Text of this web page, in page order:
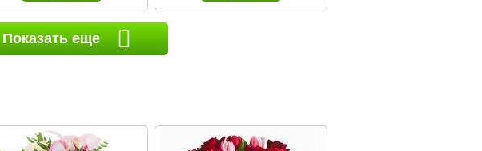
Показать еще